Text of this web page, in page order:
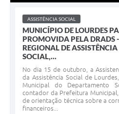
ASSISTÊNCIA SOCIAL
MUNICÍPIO DE LOURDES
PROMOVIDA PELA DRADS
REGIONAL DE
SOCIAL,...
No dia 15 de outubro, a
da Assistência Social de
Municipal do Departamento
contador da Prefeitura
de orientação técnica sobre a
financeiros...